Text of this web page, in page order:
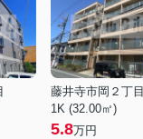
藤井寺市岡２丁目
1K (32.00㎡)
5.8万円